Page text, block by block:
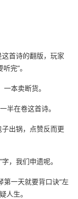
这首诗的翻版，玩家
完”。
本卖断货。
半在卷这首诗。
出锅，点赞反而更
，我们申遗呢。
一天就要背口诀“左
人生。